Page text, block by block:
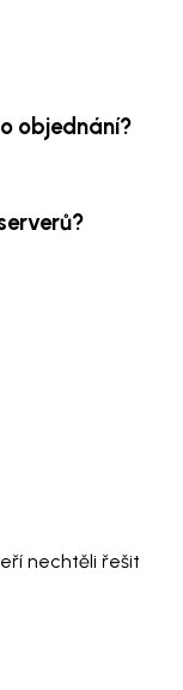
objednání?
nechtěli řešit